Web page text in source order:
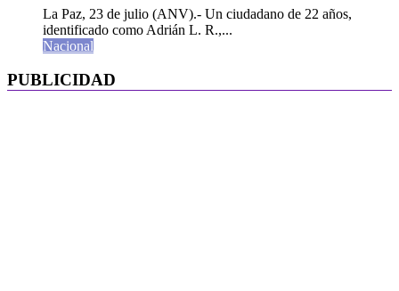
La Paz, 23 de julio (ANV).- Un ciudadano de 22 años,
identificado como Adrián L. R.,...
Nacional
PUBLICIDAD